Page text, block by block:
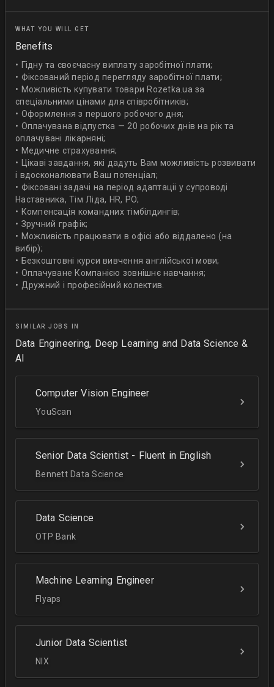
WHAT YOU WILL GET
Benefits
• Гідну та своєчасну виплату заробітної плати;
• Фіксований період перегляду заробітної плати;
• Можливість купувати товари Rozetka.ua за
спеціальними цінами для співробітників;
• Оформлення з першого робочого дня;
• Оплачувана відпустка — 20 робочих днів на рік та
оплачувані лікарняні;
• Медичне страхування;
• Цікаві завдання, які дадуть Вам можливість розвивати
і вдосконалювати Ваш потенціал;
• Фіксовані задачі на період адаптаціі у супроводі
Наставника, Тім Ліда, HR, PO;
• Компенсація командних тімбілдингів;
• Зручний графік;
• Можливість працювати в офісі або віддалено (на
вибір);
• Безкоштовні курси вивчення англійської мови;
• Оплачуване Компанією зовнішнє навчання;
• Дружний і професійний колектив.
SIMILAR JOBS IN
Data Engineering, Deep Learning and Data Science &
AI
Computer Vision Engineer
YouScan
Senior Data Scientist - Fluent in English
Bennett Data Science
Data Science
OTP Bank
Machine Learning Engineer
Flyaps
Junior Data Scientist
NIX